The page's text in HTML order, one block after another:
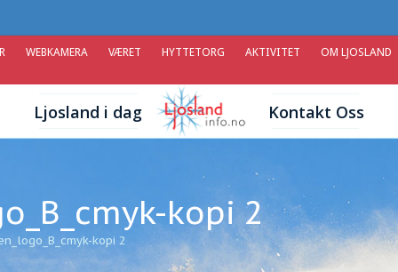
WEBKAMERA VÆRET HYTTETORG AKTIVITET OM LJOSLAND
Ljosland i dag Kontakt Oss
kopi 2
kopi 2